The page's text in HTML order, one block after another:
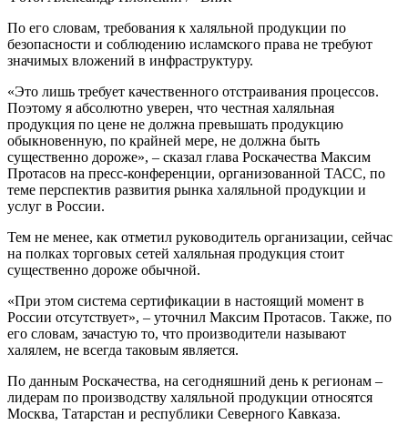
По его словам, требования к халяльной продукции по
безопасности и соблюдению исламского права не требуют
значимых вложений в инфраструктуру.
«Это лишь требует качественного отстраивания процессов.
Поэтому я абсолютно уверен, что честная халяльная
продукция по цене не должна превышать продукцию
обыкновенную, по крайней мере, не должна быть
существенно дороже», – сказал глава Роскачества Максим
Протасов на пресс-конференции, организованной ТАСС, по
теме перспектив развития рынка халяльной продукции и
услуг в России.
Тем не менее, как отметил руководитель организации, сейчас
на полках торговых сетей халяльная продукция стоит
существенно дороже обычной.
«При этом система сертификации в настоящий момент в
России отсутствует», – уточнил Максим Протасов. Также, по
его словам, зачастую то, что производители называют
халялем, не всегда таковым является.
По данным Роскачества, на сегодняшний день к регионам –
лидерам по производству халяльной продукции относятся
Москва, Татарстан и республики Северного Кавказа.